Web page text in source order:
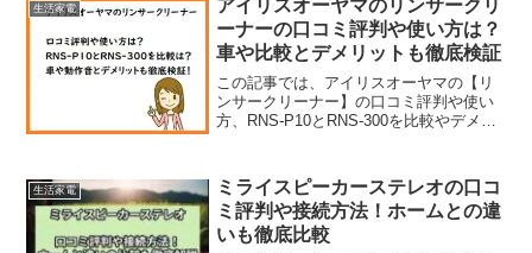
いてまとめながらご紹介していきます。
買おうか悩んでる方もぜひ参考にしてく
ださいね。
生活家電
アイリスオーヤマのリンサークリ
ーナーの口コミ評判や使い方は？
車や比較とデメリットも徹底検証
この記事では、アイリスオーヤマの【リ
ンサークリーナー】の口コミ評判や使い
方、RNS-P10とRNS-300を比較やデメリ
ので追記しました。水と空気の力で汚れ
を吸...
生活家電
ミライスピーカーステレオの口コ
ミ評判や接続方法！ホームとの違
いも徹底比較